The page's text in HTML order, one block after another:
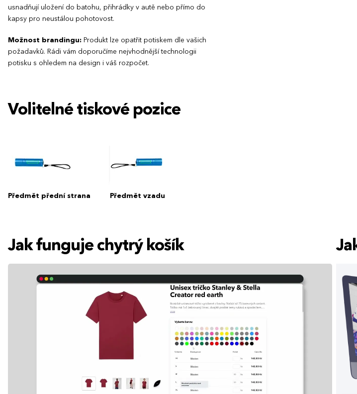
usnadňují uložení do batohu, přihrádky v autě nebo přímo do
kapsy pro neustálou pohotovost.
Možnost brandingu: Produkt lze opatřit potiskem dle vašich
požadavků. Rádi vám doporučíme nejvhodnější technologii
potisku s ohledem na design i váš rozpočet.
Volitelné tiskové pozice
Předmět přední strana Předmět vzadu
Jak funguje chytrý košík